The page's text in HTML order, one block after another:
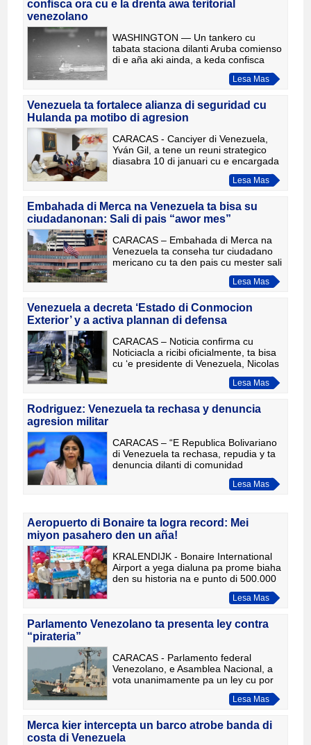
confisca ora cu e la drenta awa teritorial
venezolano
WASHINGTON — Un tankero cu
tabata staciona dilanti Aruba comienso
di e aña aki ainda, a keda confisca
diahuebs pa forzanan mericano.
Minister di Homeland Security,Kristi
Lesa Mas
Venezuela ta fortalece alianza di seguridad cu
Hulanda pa motibo di agresion
CARACAS - Canciyer di Venezuela,
Yván Gil, a tene un reuni strategico
diasabra 10 di januari cu e encargada
di relacion comercial di Hulanda,
Carmen Gonsalves. Durante eLesa Mas
Embahada di Merca na Venezuela ta bisa su
ciudadanonan: Sali di pais “awor mes”
CARACAS – Embahada di Merca na
Venezuela ta conseha tur ciudadano
mericano cu ta den pais cu mester sali
“awor mes”, y cu mester tuma
precaucion y wak rond nan te ora nan
Lesa Mas
Venezuela a decreta ‘Estado di Conmocion
Exterior’ y a activa plannan di defensa
CARACAS – Noticia confirma cu
Noticiacla a ricibi oficialmente, ta bisa
cu ‘e presidente di Venezuela, Nicolas
Maduro, a decreta awe e estado di
Conmocion Exterior na henterLesa Mas
Rodriguez: Venezuela ta rechasa y denuncia
agresion militar
CARACAS – “E Republica Bolivariano
di Venezuela ta rechasa, repudia y ta
denuncia dilanti di comunidad
internacional e agresion militar hopi
grave cometi pa e gobierno actual di
Lesa Mas
Aeropuerto di Bonaire ta logra record: Mei
miyon pasahero den un aña!
KRALENDIJK - Bonaire International
Airport a yega dialuna pa prome biaha
den su historia na e punto di 500.000
pasahero den un solo aña. E
pasahero en cuestion a yega riba e
Lesa Mas
Parlamento Venezolano ta presenta ley contra
“pirateria”
CARACAS - Parlamento federal
Venezolano, e Asamblea Nacional, a
vota unanimamente pa un ley cu por
impona te binti aña di prizon contra
ken cu ta culpa di pirateria of bloqueo,
Lesa Mas
Merca kier intercepta un barco atrobe banda di
costa di Venezuela